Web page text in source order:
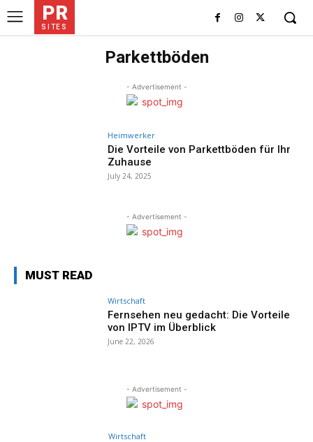
PR
SITES
Parkettböden
- Advertisement -
Heimwerker
Die Vorteile von Parkettböden für Ihr
Zuhause
July 24, 2025
- Advertisement -
MUST READ
Wirtschaft
Fernsehen neu gedacht: Die Vorteile
von IPTV im Überblick
June 22, 2026
- Advertisement -
Wirtschaft